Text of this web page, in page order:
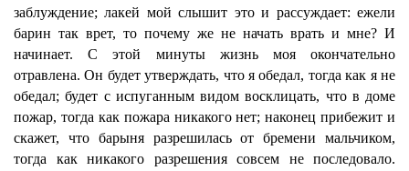
заблуждение; лакей мой слышит это и рассуждает: ежели
барин так врет, то почему же не начать врать и мне? И
начинает. С этой минуты жизнь моя окончательно
отравлена. Он будет утверждать, что я обедал, тогда как я не
обедал; будет с испуганным видом восклицать, что в доме
пожар, тогда как пожара никакого нет; наконец прибежит и
скажет, что барыня разрешилась от бремени мальчиком,
тогда как никакого разрешения совсем не последовало.